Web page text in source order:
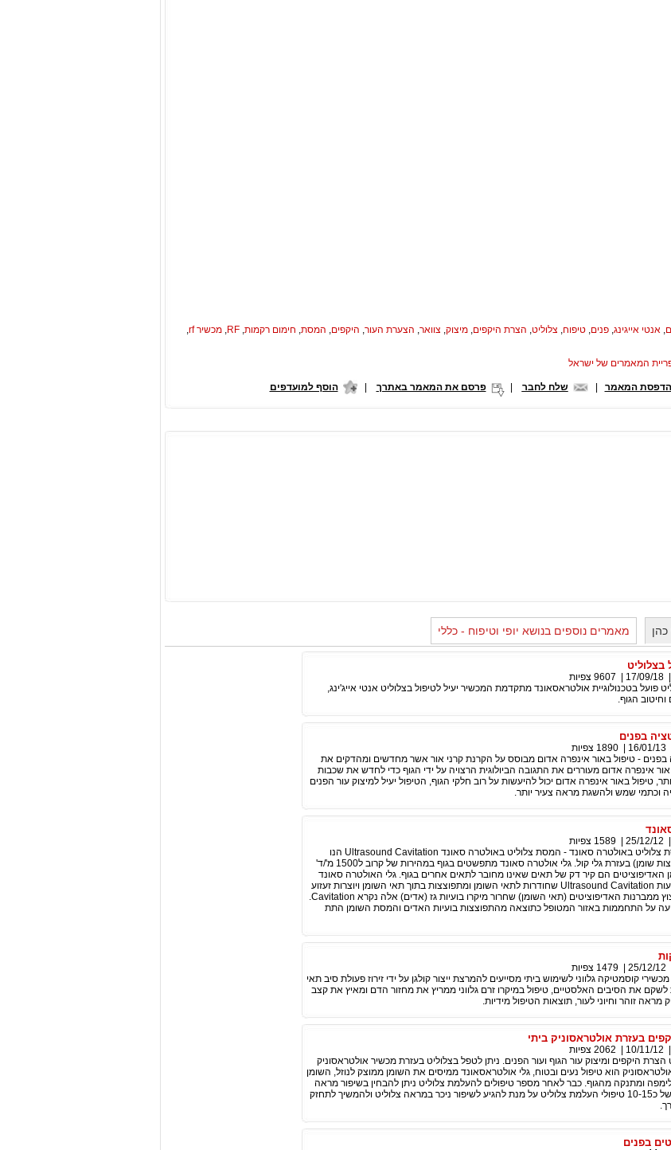
, אנטי אייגינג, פנים, טיפוח, צלוליט, הצרת היקפים, מיצוק, צוואר, הצערת העור, היקפים, המסת, חימום רקמות,
RF
, מכשיר rf ,
הדפסת המאמר שלח לחבר פרסם את המאמר באתרך | הוסף למועדפים
מאמרים נוספים בנושא יופי וטיפוח - כללי
בצלוליט
17/09/18
9607 צפיות
פועל בטכנולוגיית אולטראסאונד מתקדמת המכשיר יעיל לטיפול בצלוליט אנטי אייג'ינג,
הגוף.
בפנים
16/01/13
1890 צפיות
- טיפול באור אינפרה אדום מבוסס על הקרנת קרני אור אשר מחדשים ומהדקים את
אור אינפרה אדום מעוררים את התגובה הביולוגית הרצויה על ידי הגוף כדי לחדש את שכבות
טיפול באור אינפרה אדום יכול להיעשות על רוב חלקי הגוף, הטיפול יעיל למיצוק עור הפנים
וכתמי שמש ולהשגת מראה צעיר יותר.
25/12/12
1589 צפיות
Ultrasound Cavitation המסת צלוליט באולטרה סאונד - המסת צלוליט באולטרה סאונד Ultrasound Cavitation הנו
תהליך של ליפוליזה (פרוק חומצות שומן) בעזרת גלי קול. גלי אולטרה סאונד מתפשטים בגוף במהירות של קרוב ל1500 מ'/ד'
האדיפוציטים הם קיר דק של תאים שאינו מחובר לתאים אחרים בגוף. גלי האולטרה סאונד
שחודרים לגוף יוצרים מיקרו בועות Ultrasound Cavitation שחודרות לתאי השומן ומתפוצצות בתוך תאי השומן ויוצרות זעזוע
בלחץ רב, גל הזעזוע גורם לפיצוץ ממברנות האדיפוציטים (תאי השומן) שחרור מיקרו בועיות גז (אדים) אלה נקרא Cavitation.
על התחממות באזור המטופל כתוצאה מהתפוצצות בועיות האדים והמסת השומן התת
25/12/12
1479 צפיות
קוסמטיקה גלווני לשימוש ביתי מסייעים להמרצת ייצור קולגן על ידי זירוז פעולת סיב תאי
את הסיבים האלסטיים, טיפול במיקרו זרם גלווני ממריץ את מחזור הדם ומאיץ את קצב
זוהר וחיוני לעור, תוצאות הטיפול מידיות.
בעזרת אולטראסוניק ביתי
10/11/12
2062 צפיות
היקפים ומיצוק עור הגוף ועור הפנים. ניתן לטפל בצלוליט בעזרת מכשיר אולטראסוניק
הוא טיפול נעים ובטוח, גלי אולטראסאונד ממיסים את השומן ממוצק לנוזל, השומן
ומתנקה מהגוף. כבר לאחר מספר טיפולים להעלמת צלוליט ניתן להבחין בשיפור מראה
הצלוליט, מומלץ לבצע סדרה של כ10-15 טיפולי העלמת צלוליט על מנת להגיע לשיפור ניכר במראה צלוליט ולהמשיך לתחזק
בפנים